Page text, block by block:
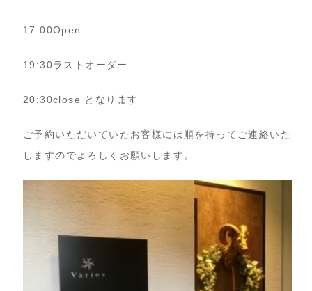
17:00Open
19:30ラストオーダー
20:30close となります
ご予約いただいていたお客様には順を持ってご連絡いた
しますのでよろしくお願いします。